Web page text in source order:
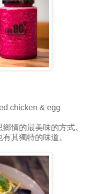
chicken & egg
情的最美味的方式。
其獨特的味道。